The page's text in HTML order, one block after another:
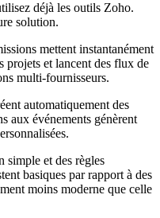
déjà les outils Zoho.
solution.
mettent instantanément
projets et lancent des flux de
multi-fournisseurs.
automatiquement des
aux événements génèrent
simple et des règles
basiques par rapport à des
moins moderne que celle